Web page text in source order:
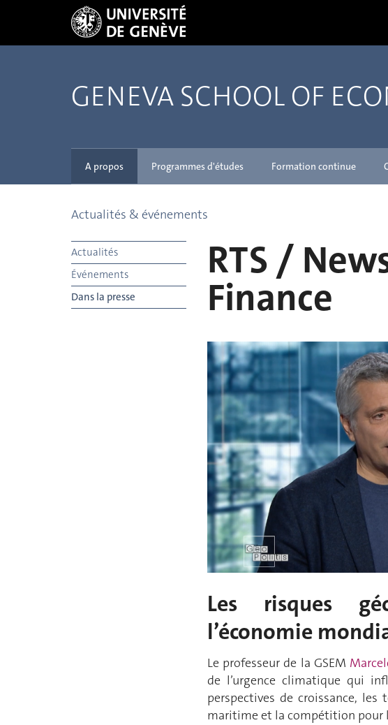
GENEVA SCHOOL OF
A propos Programmes d'études Formation continue
Actualités & événements
Actualités
Événements
Dans la presse
RTS /
Finance
Les risques
l’économie
Le professeur de la GSEM
de l’urgence climatique qui
perspectives de croissance,
maritime et la compétition pour